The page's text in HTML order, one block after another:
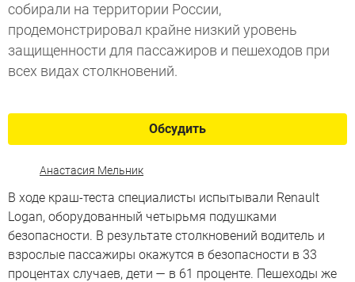
собирали на территории России,
продемонстрировал крайне низкий уровень
защищенности для пассажиров и пешеходов при
всех видах столкновений.
Обсудить
Анастасия Мельник
В ходе краш-теста специалисты испытывали Renault
Logan, оборудованный четырьмя подушками
безопасности. В результате столкновений водитель и
взрослые пассажиры окажутся в безопасности в 33
процентах случаев, дети — в 61 проценте. Пешеходы же